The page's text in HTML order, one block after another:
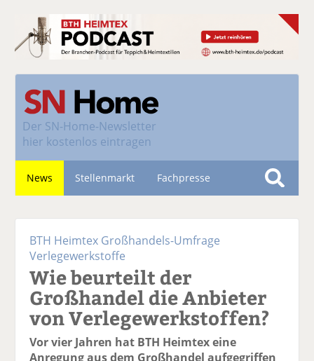
Der SN-Home-Newsletter
hier kostenlos eintragen
News Stellenmarkt Fachpresse
S
BTH Heimtex Großhandels-Umfrage
Verlegewerkstoffe
Wie beurteilt der
Großhandel die Anbieter
von Verlegewerkstoffen?
Vor vier Jahren hat BTH Heimtex eine
Anregung aus dem Großhandel aufgegriffen